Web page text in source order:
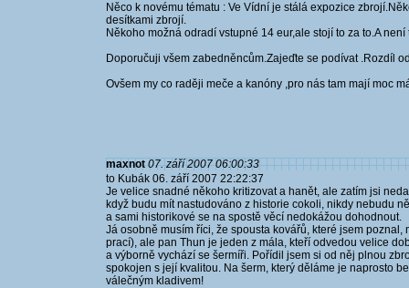
Něco k novému tématu : Ve Vídní je stálá expozice
desítkami zbrojí.
Někoho možná odradí vstupné 14 eur,ale stojí to za to.A není
Doporučuji všem zabedněncům.Zajeďte se podívat .Rozdíl
Ovšem my co raději meče a kanóny ,pro nás tam mají moc
maxnot 07. září 2007 06:00:33
to Kubák 06. září 2007 22:22:37
Je velice snadné někoho kritizovat a hanět, ale zatím jsi
když budu mít nastudováno z historie cokoli, nikdy nebudu
a sami historikové se na spostě věcí nedokážou dohodnout.
Já osobně musím říci, že spousta kovářů, které jsem
prací), ale pan Thun je jeden z mála, kteří odvedou velice
a výborně vychází se šermíři. Pořídil jsem si od něj plnou
spokojen s její kvalitou. Na šerm, který děláme je naprosto
válečným kladivem!